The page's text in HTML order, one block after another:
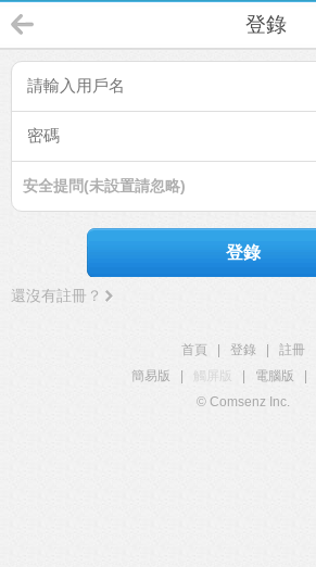
登錄
安全提問(未設置請忽略)
登錄
還沒有註冊？
首頁 登錄
註冊
簡易版
觸屏版 電腦版
© Comsenz Inc.